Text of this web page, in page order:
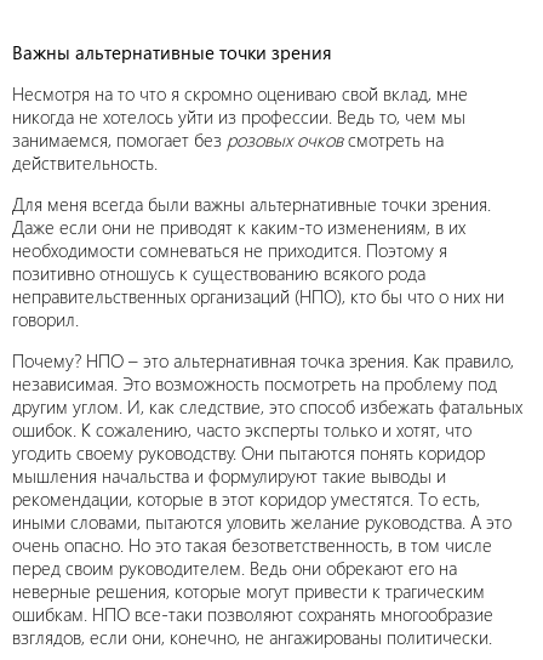
Важны альтернативные точки зрения
Несмотря на то что я скромно оцениваю свой вклад, мне
никогда не хотелось уйти из профессии. Ведь то, чем мы
занимаемся, помогает без розовых очковсмотреть на
действительность.
Для меня всегда были важны альтернативные точки зрения.
Даже если они не приводят к каким-то изменениям, в их
необходимости сомневаться не приходится. Поэтому я
позитивно отношусь к существованию всякого рода
неправительственных организаций (НПО), кто бы что о них ни
говорил.
Почему? НПО – это альтернативная точка зрения. Как правило,
независимая. Это возможность посмотреть на проблему под
другим углом. И, как следствие, это способ избежать фатальных
ошибок. К сожалению, часто эксперты только и хотят, что
угодить своему руководству. Они пытаются понять коридор
мышления начальства и формулируют такие выводы и
рекомендации, которые в этот коридор уместятся. То есть,
иными словами, пытаются уловить желание руководства. А это
очень опасно. Но это такая безответственность, в том числе
перед своим руководителем. Ведь они обрекают его на
неверные решения, которые могут привести к трагическим
ошибкам. НПО все-таки позволяют сохранять многообразие
взглядов, если они, конечно, не ангажированы политически.